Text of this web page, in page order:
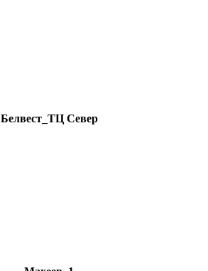
Белвест_ТЦ Север